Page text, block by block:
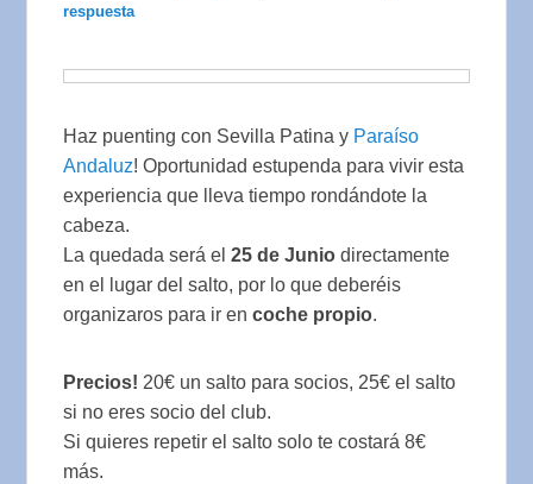
respuesta
Haz puenting con Sevilla Patina y Paraíso
Andaluz! Oportunidad estupenda para vivir esta
experiencia que lleva tiempo rondándote la
cabeza.
La quedada será el25 de Junio directamente
en el lugar del salto, por lo que deberéis
organizaros para ir encoche propio.
Precios! 20€ un salto para socios, 25€ el salto
si no eres socio del club.
Si quieres repetir el salto solo te costará 8€
más.